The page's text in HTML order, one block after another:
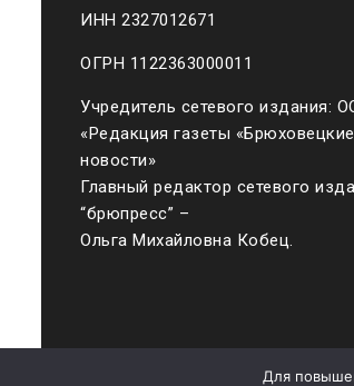
ИНН 2327012671
ОГРН 1122363000011
Учредитель сетевого издания:
«Редакция газеты «Брюховецкие
новости»
Главный редактор сетевого
“брюпресс” –
Ольга Михайловна Кобец.
Для